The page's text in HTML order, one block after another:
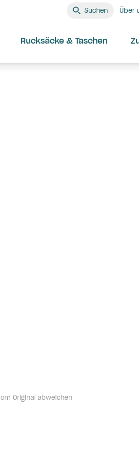
Suchen Über
Rucksäcke & Taschen
Original abweichen